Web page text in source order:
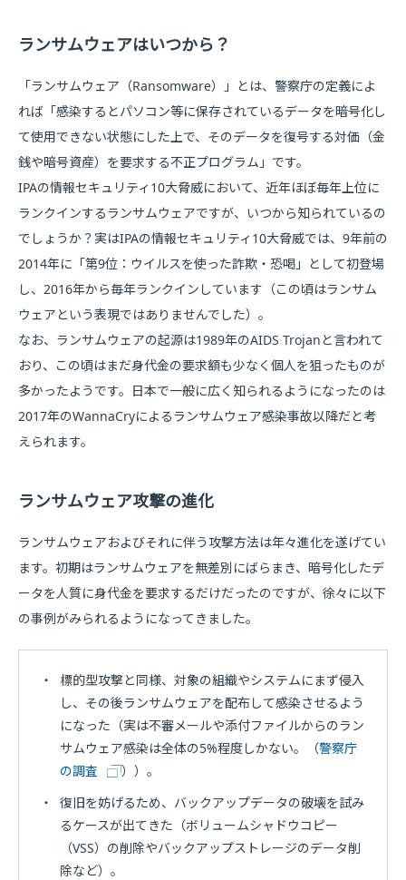
ランサムウェアはいつから？
「ランサムウェア（Ransomware）」とは、警察庁の定義によ
れば「感染するとパソコン等に保存されているデータを暗号化し
て使用できない状態にした上で、そのデータを復号する対価（金
銭や暗号資産）を要求する不正プログラム」です。
IPAの情報セキュリティ10大脅威において、近年ほぼ毎年上位に
ランクインするランサムウェアですが、いつから知られているの
でしょうか？実はIPAの情報セキュリティ10大脅威では、9年前の
2014年に「第9位：ウイルスを使った詐欺・恐喝」として初登場
し、2016年から毎年ランクインしています（この頃はランサム
ウェアという表現ではありませんでした）。
なお、ランサムウェアの起源は1989年のAIDS Trojanと言われて
おり、この頃はまだ身代金の要求額も少なく個人を狙ったものが
多かったようです。日本で一般に広く知られるようになったのは
2017年のWannaCryによるランサムウェア感染事故以降だと考
えられます。
ランサムウェア攻撃の進化
ランサムウェアおよびそれに伴う攻撃方法は年々進化を遂げてい
ます。初期はランサムウェアを無差別にばらまき、暗号化したデ
ータを人質に身代金を要求するだけだったのですが、徐々に以下
の事例がみられるようになってきました。
・
標的型攻撃と同様、対象の組織やシステムにまず侵入
し、その後ランサムウェアを配布して感染させるよう
になった（実は不審メールや添付ファイルからのラン
サムウェア感染は全体の5%程度しかない。（警察庁
の調査
））。
・
復旧を妨げるため、バックアップデータの破壊を試み
るケースが出てきた（ボリュームシャドウコピー
（VSS）の削除やバックアップストレージのデータ削
除など）。